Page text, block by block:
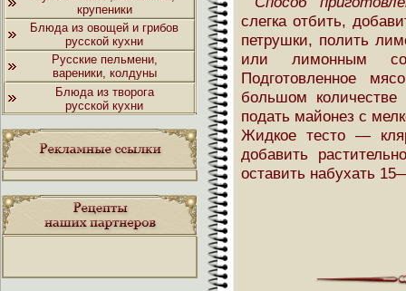
крупеники
Блюда из овощей и грибов
русской кухни
Русские пельмени,
вареники, колдуны
Блюда из творога
русской кухни
слегка отбить,
петрушки, полить
или лимонным
Подготовленное
большом количестве
подать майонез с
Жидкое тесто —
добавить
оставить набухать